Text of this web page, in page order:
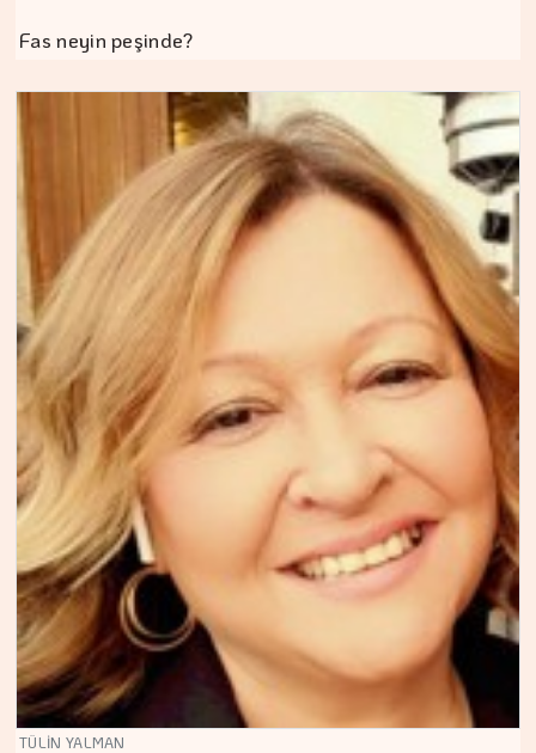
Fas neyin peşinde?
TÜLİN YALMAN